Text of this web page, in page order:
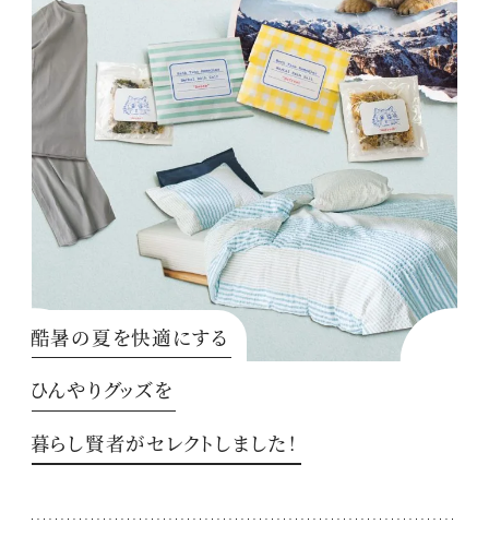
酷暑の夏を快適にする
ひんやりグッズを
暮らし賢者がセレクトしました！